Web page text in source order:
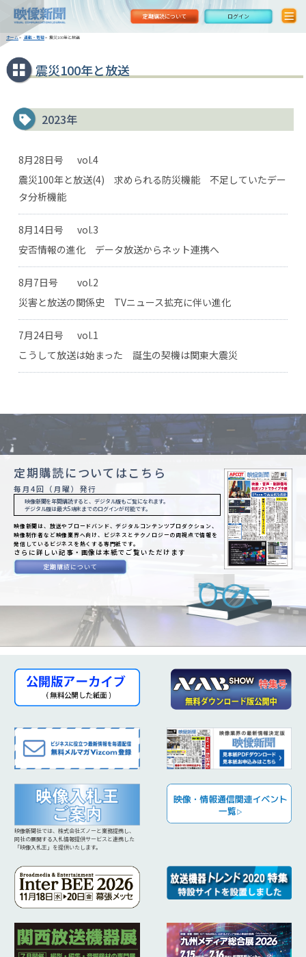
定期購読について ログイン
ホーム> 連載・寄稿> 震災100年と放送
震災100年と放送
2023年
8月28日号
vol.4
震災100年と放送(4) 求められる防災機能 不足していたデー
タ分析機能
8月14日号
vol.3
安否情報の進化 データ放送からネット連携へ
8月7日号
vol.2
災害と放送の関係史 TVニュース拡充に伴い進化
7月24日号
vol.1
こうして放送は始まった 誕生の契機は関東大震災
定期購読についてはこちら
毎月4回（月曜）発行
映像新聞を年間購読すると、デジタル版もご覧になれます。
デジタル版は最大5端末までのログインが可能です。
映像新聞は、放送やブロードバンド、デジタルコンテンツプロダクション、
映像制作者など映像業界へ向け、ビジネスとテクノロジーの両視点で情報を
発信しているビジネスを熱くする専門紙です。
さらに詳しい記事・画像は本紙でご覧いただけます
定期購読について
映像新聞社では、株式会社ズノーと業務提携し、
同社の展開する入札情報提供サービスと連携した
「映像入札王」を提供いたします。